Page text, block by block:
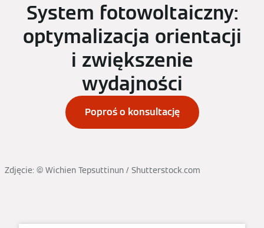
System fotowoltaiczny:
optymalizacja orientacji
i zwiększenie
wydajności
Poproś o konsultację
Zdjęcie: © Wichien Tepsuttinun / Shutterstock.com